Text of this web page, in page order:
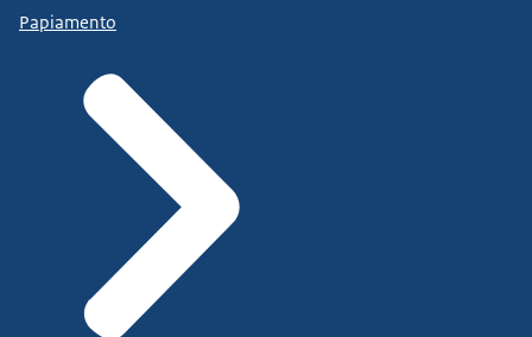
Papiamento